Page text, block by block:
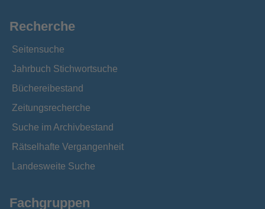
Recherche
Seitensuche
Jahrbuch Stichwortsuche
Büchereibestand
Zeitungsrecherche
Suche im Archivbestand
Rätselhafte Vergangenheit
Landesweite Suche
Fachgruppen